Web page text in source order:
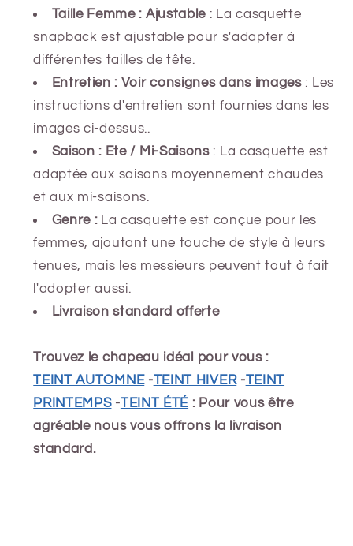
Taille Femme : Ajustable : La casquette
snapback est ajustable pour s'adapter à
différentes tailles de tête.
Entretien : Voir consignes dans images : Les
instructions d'entretien sont fournies dans les
images ci-dessus..
Saison : Ete / Mi-Saisons : La casquette est
adaptée aux saisons moyennement chaudes
et aux mi-saisons.
Genre : La casquette est conçue pour les
femmes, ajoutant une touche de style à leurs
tenues, mais les messieurs peuvent tout à fait
l'adopter aussi.
Livraison standard offerte
Trouvez le chapeau idéal pour vous :
TEINT AUTOMNE-TEINT HIVER-TEINT
PRINTEMPS-TEINT ÉTÉ : Pour vous être
agréable nous vous offrons la livraison
standard.